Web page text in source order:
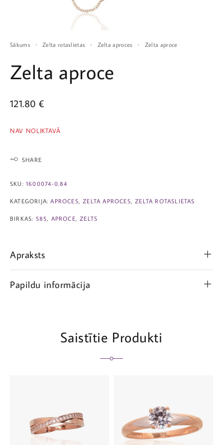
Sākums Zelta rotaslietas Zelta aproces Zelta aproce
Zelta aproce
121.80 €
NAV NOLIKTAVĀ
SHARE
SKU: 1600074-0.84
KATEGORIJA:APROCES ZELTA APROCES ZELTA ROTASLIETAS
BIRKAS: 585 APROCE ZELTS
Apraksts
Papildu informācija
Saistītie Produkti